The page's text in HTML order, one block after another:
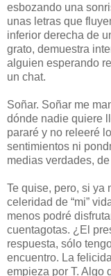
esbozando una
unas letras que
inferior derecha de
grato, demuestra
alguien esperando
un chat.
Soñar. Soñar me
dónde nadie quiere
pararé y no releeré
sentimientos ni
medias verdades,
Te quise, pero, si ya
celeridad de “mi”
menos podré
cuentagotas. ¿El
respuesta, sólo
encuentro. La
empieza por T. Algo